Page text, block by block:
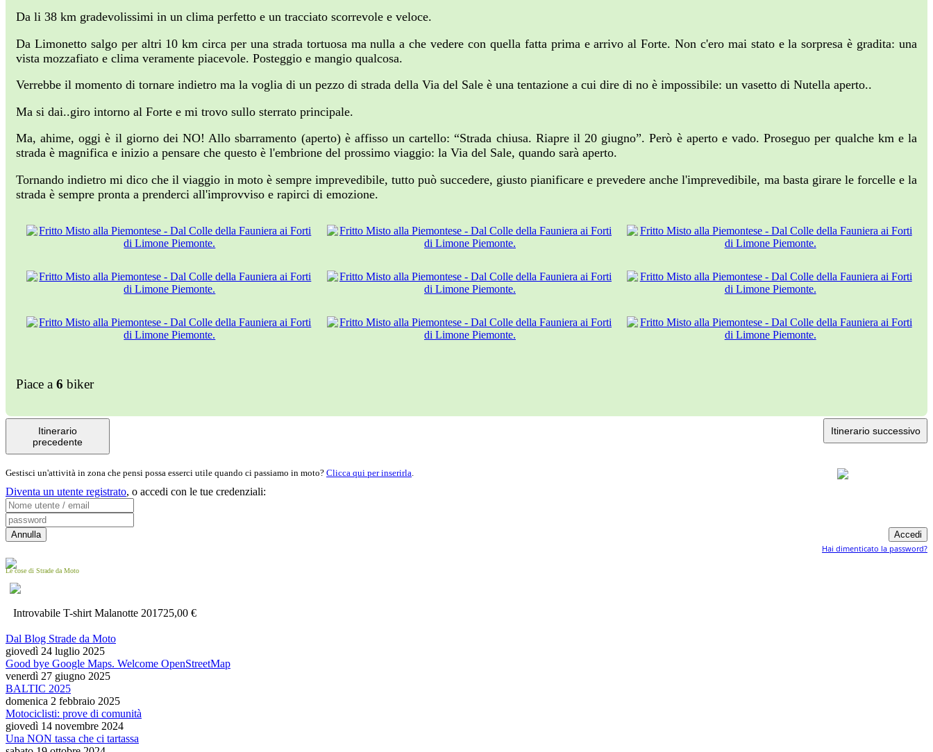
Da li 38 km gradevolissimi in un clima perfetto e un tracciato scorrevole e veloce.
Da Limonetto salgo per altri 10 km circa per una strada tortuosa ma nulla a che vedere con quella fatta prima e arrivo al Forte. Non c'ero mai stato e la sorpresa è gradita: una
vista mozzafiato e clima veramente piacevole. Posteggio e mangio qualcosa.
Verrebbe il momento di tornare indietro ma la voglia di un pezzo di strada della Via del Sale è una tentazione a cui dire di no è impossibile: un vasetto di Nutella aperto..
Ma si dai..giro intorno al Forte e mi trovo sullo sterrato principale.
Ma, ahime, oggi è il giorno dei NO! Allo sbarramento (aperto) è affisso un cartello: “Strada chiusa. Riapre il 20 giugno”. Però è aperto e vado. Proseguo per qualche km e la
strada è magnifica e inizio a pensare che questo è l'embrione del prossimo viaggio: la Via del Sale, quando sarà aperto.
Tornando indietro mi dico che il viaggio in moto è sempre imprevedibile, tutto può succedere, giusto pianificare e prevedere anche l'imprevedibile, ma basta girare le forcelle e la
strada è sempre pronta a prenderci all'improvviso e rapirci di emozione.
Piace a 6 biker
Itinerario
precedente
Itinerario successivo
Gestisci un'attività in zona che pensi possa esserci utile quando ci passiamo in moto? Clicca qui per inserirla
Diventa un utente registrato, o accedi con le tue credenziali:
Hai dimenticato la password?
Le cose di Strade da Moto
Introvabile T-shirt Malanotte 201725,00 €
Dal Blog Strade da Moto
giovedì 24 luglio 2025
Good bye Google Maps. Welcome OpenStreetMap
venerdì 27 giugno 2025
BALTIC 2025
domenica 2 febbraio 2025
Motociclisti: prove di comunità
giovedì 14 novembre 2024
Una NON tassa che ci tartassa